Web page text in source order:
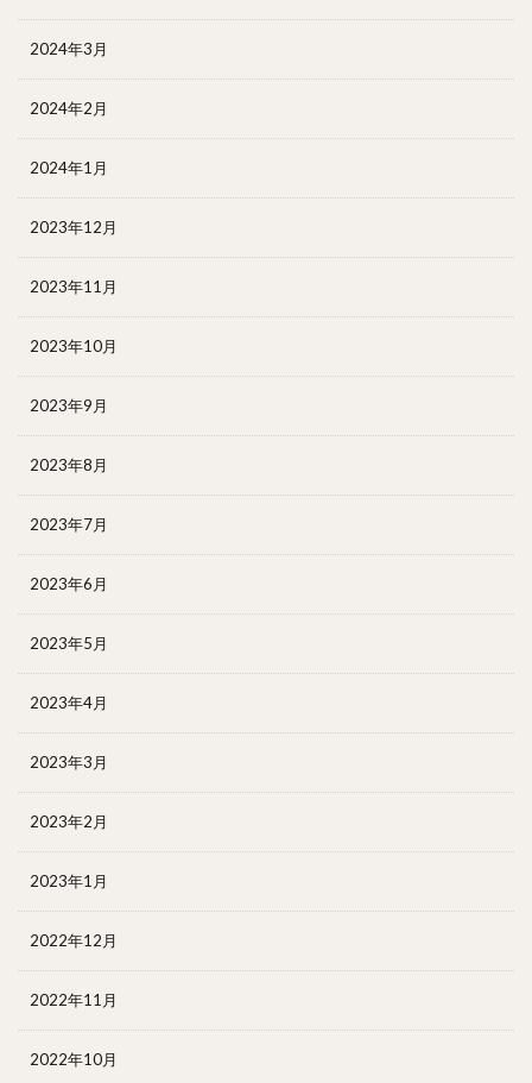
2024年3月
2024年2月
2024年1月
2023年12月
2023年11月
2023年10月
2023年9月
2023年8月
2023年7月
2023年6月
2023年5月
2023年4月
2023年3月
2023年2月
2023年1月
2022年12月
2022年11月
2022年10月